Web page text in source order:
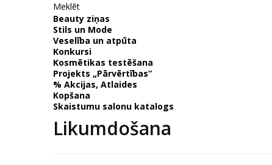
Meklēt
Beauty ziņas
Stils un Mode
Veselība un atpūta
Konkursi
Kosmētikas testēšana
Projekts „Pārvērtības”
% Akcijas, Atlaides
Kopšana
Skaistumu salonu katalogs
Likumdošana